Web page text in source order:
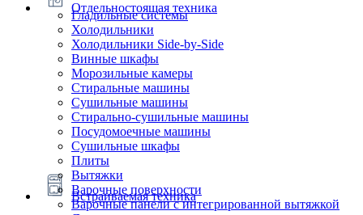
Отдельностоящая техника
Гладильные системы
Холодильники
Холодильники Side-by-Side
Винные шкафы
Морозильные камеры
Стиральные машины
Сушильные машины
Стирально-сушильные машины
Посудомоечные машины
Сушильные шкафы
Плиты
Встраиваемая техника
Вытяжки
Варочные поверхности
Варочные панели с интегрированной вытяжкой